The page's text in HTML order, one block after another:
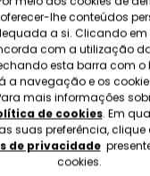
não
serviços oferecidos
lhe conteúdos
a si. Clicando em
com a utilização
esta barra com o
a navegação e os
mais informações
de cookies. Em
suas preferência, clique
de privacidade
cookies.